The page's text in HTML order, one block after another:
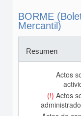
BORME
Mercantil)
Resumen
Actos
(!) Actos